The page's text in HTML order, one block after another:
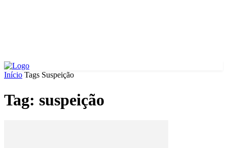
Início Tags Suspeição
Tag: suspeição